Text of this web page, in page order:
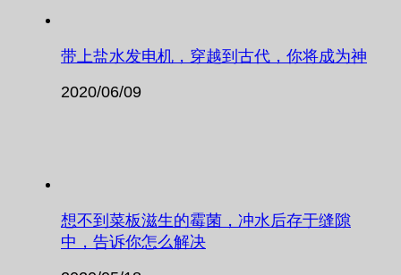
带上盐水发电机，穿越到古代，你将成为神
2020/06/09
想不到菜板滋生的霉菌，冲水后存于缝隙
中，告诉你怎么解决